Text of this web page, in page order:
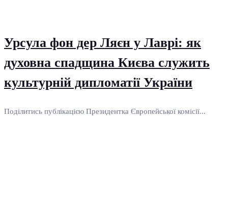
Урсула фон дер Ляєн у Лаврі: як
духовна спадщина Києва служить
культурній дипломатії України
Поділитись публікацією Президентка Європейської комісії...